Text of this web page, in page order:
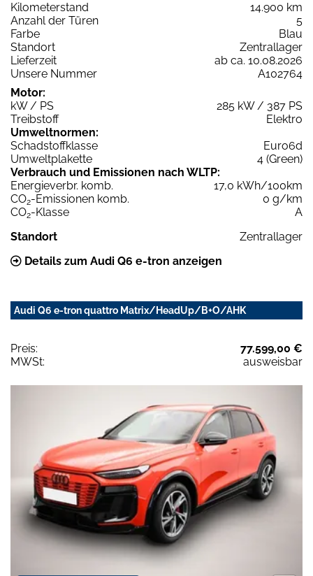
Kilometerstand
14.900 km
Anzahl der Türen
5
Farbe
Blau
Standort
Zentrallager
Lieferzeit
ab ca. 10.08.2026
Unsere Nummer
A102764
Motor:
kW / PS
285 kW / 387 PS
Treibstoff
Elektro
Umweltnormen:
Schadstoffklasse
Euro6d
Umweltplakette
4 (Green)
Verbrauch und Emissionen nach WLTP:
Energieverbr. komb.
17,0 kWh/100km
CO2-Emissionen komb.
0 g/km
CO2-Klasse
A
Standort
Zentrallager
Details zum Audi Q6 e-tron anzeigen
Audi Q6 e-tron quattro Matrix/HeadUp/B+O/AHK
Preis:
77.599,00 €
MWSt:
ausweisbar